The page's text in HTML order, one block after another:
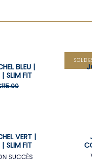
BLEU |
SLIM FIT
VERT |
SLIM FIT
SUCCÈS